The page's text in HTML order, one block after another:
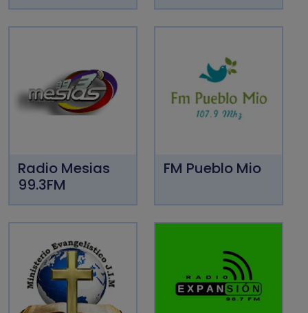
Radio Mesias
99.3FM
FM Pueblo Mio